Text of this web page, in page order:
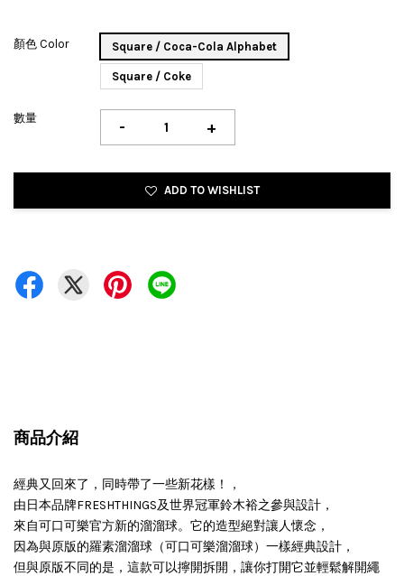
顏色 Color Square / Coca-Cola Alphabet
Square / Coke
數量 - +
ADD TO WISHLIST
商品介紹
經典又回來了，同時帶了一些新花樣！，
由日本品牌FRESHTHINGS及世界冠軍鈴木裕之參與設計，
來自可口可樂官方新的溜溜球。它的造型絕對讓人懷念，
因為與原版的羅素溜溜球（可口可樂溜溜球）一樣經典設計，
但與原版不同的是，這款可以擰開拆開，讓你打開它並輕鬆解開繩